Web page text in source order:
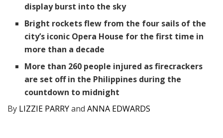
display burst into the sky
Bright rockets flew from the four sails of the
city’s iconic Opera House for the first time in
more than a decade
More than 260 people injured as firecrackers
are set off in the Philippines during the
countdown to midnight
By LIZZIE PARRYand ANNA EDWARDS